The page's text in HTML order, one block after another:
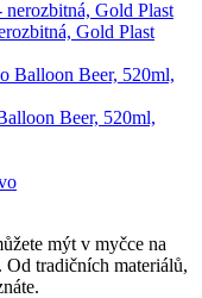
Gold Plast
Beer, 520ml,
mýt v myčce na
tradičních materiálů,